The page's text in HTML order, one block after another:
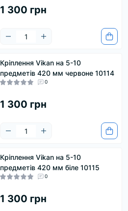
1 300 грн
Кріплення Vikan на 5-10
предметів 420 мм червоне 10114
0
1 300 грн
Кріплення Vikan на 5-10
предметів 420 мм біле 10115
0
1 300 грн